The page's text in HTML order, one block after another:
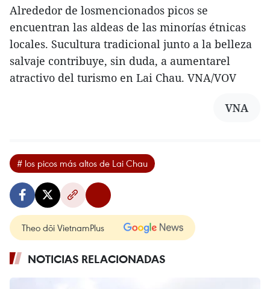
Alrededor de losmencionados picos se
encuentran las aldeas de las minorías étnicas
locales. Sucultura tradicional junto a la belleza
salvaje contribuye, sin duda, a aumentarel
atractivo del turismo en Lai Chau. VNA/VOV
VNA
# los picos más altos de Lai Chau
Theo dõi VietnamPlus
NOTICIAS RELACIONADAS